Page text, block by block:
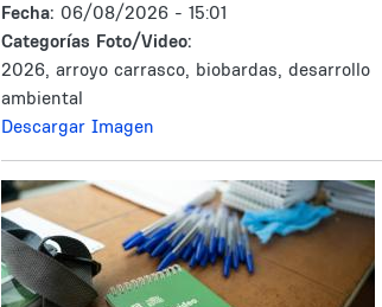
Fecha: 06/08/2026 - 15:01
Categorías Foto/Video:
2026, arroyo carrasco, biobardas, desarrollo
ambiental
Descargar Imagen